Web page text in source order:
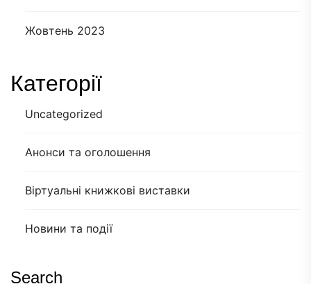
Жовтень 2023
Категорії
Uncategorized
Анонси та оголошення
Віртуальні книжкові виставки
Новини та події
Search